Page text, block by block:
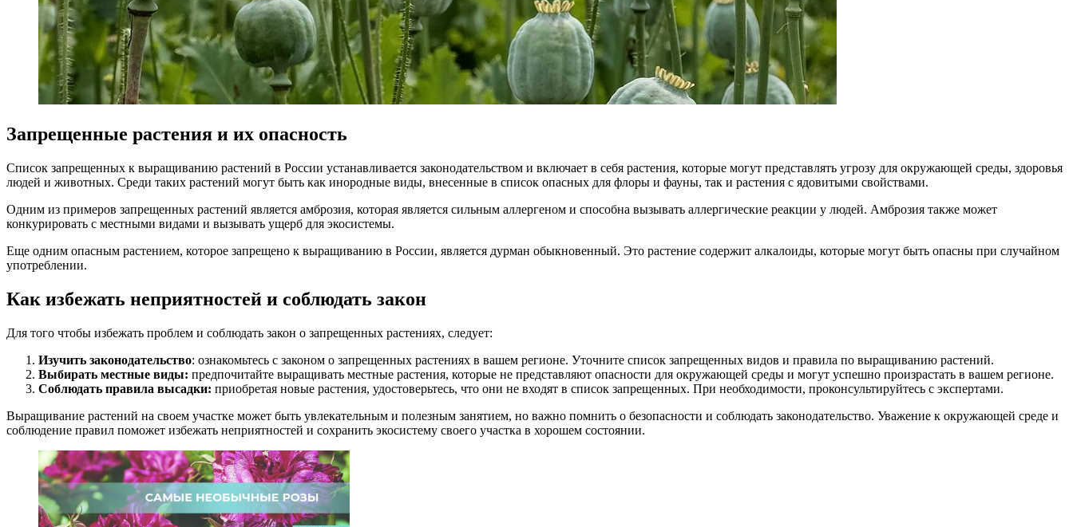
Запрещенные растения и их опасность
Список запрещенных к выращиванию растений в России устанавливается законодательством и включает в себя растения, которые могут представлять угрозу для окружающей среды, здоровья
людей и животных. Среди таких растений могут быть как инородные виды, внесенные в список опасных для флоры и фауны, так и растения с ядовитыми свойствами.
Одним из примеров запрещенных растений является амброзия, которая является сильным аллергеном и способна вызывать аллергические реакции у людей. Амброзия также может
конкурировать с местными видами и вызывать ущерб для экосистемы.
Еще одним опасным растением, которое запрещено к выращиванию в России, является дурман обыкновенный. Это растение содержит алкалоиды, которые могут быть опасны при случайном
употреблении.
Как избежать неприятностей и соблюдать закон
Для того чтобы избежать проблем и соблюдать закон о запрещенных растениях, следует:
Изучить законодательство: ознакомьтесь с законом о запрещенных растениях в вашем регионе. Уточните список запрещенных видов и правила по выращиванию растений.
Выбирать местные виды: предпочитайте выращивать местные растения, которые не представляют опасности для окружающей среды и могут успешно произрастать в вашем регионе.
Соблюдать правила высадки: приобретая новые растения, удостоверьтесь, что они не входят в список запрещенных. При необходимости, проконсультируйтесь с экспертами.
Выращивание растений на своем участке может быть увлекательным и полезным занятием, но важно помнить о безопасности и соблюдать законодательство. Уважение к окружающей среде и
соблюдение правил поможет избежать неприятностей и сохранить экосистему своего участка в хорошем состоянии.